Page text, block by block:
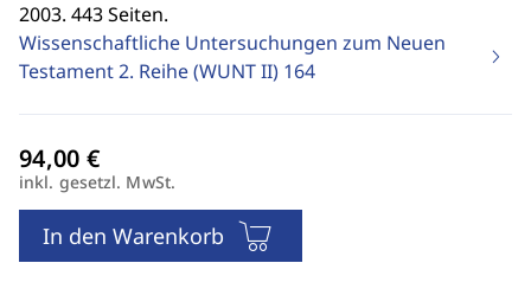
2003. 443 Seiten.
Wissenschaftliche Untersuchungen zum Neuen
Testament 2. Reihe (WUNT II) 164
inkl. gesetzl. MwSt.
In den Warenkorb